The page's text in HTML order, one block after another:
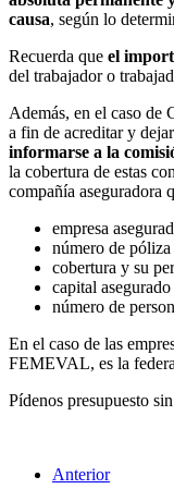
causa, según lo
Recuerda que el
del trabajador o
Además, en el caso
a fin de acreditar y
informarse a la
la cobertura de estas
compañía aseguradora
empresa
número de póliza
cobertura y su
capital asegurado
número de
En el caso de las
FEMEVAL, es la
Pídenos presupuesto
Anterior